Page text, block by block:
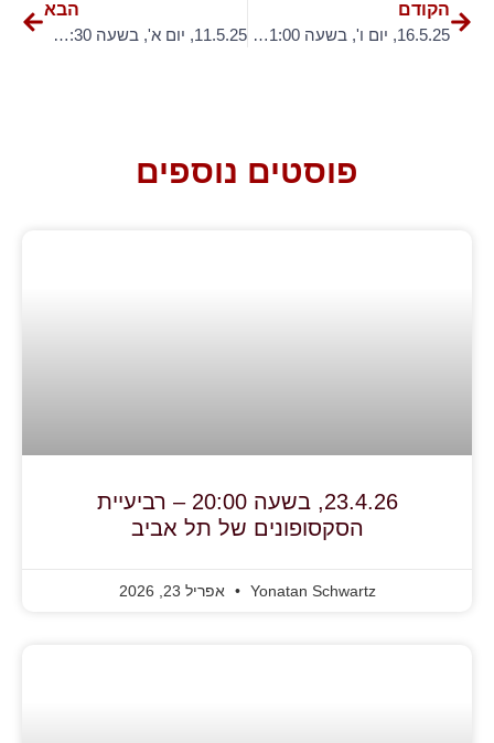
הקודם
16.5.25, יום ו', בשעה 21:00 – "דוז.פואה DUZ.PUA" במועדון הביט
הבא
11.5.25, יום א', בשעה 20:30 – חקירה פרטית
פוסטים נוספים
23.4.26, בשעה 20:00 – רביעיית
הסקסופונים של תל אביב
Yonatan Schwartz אפריל 23, 2026